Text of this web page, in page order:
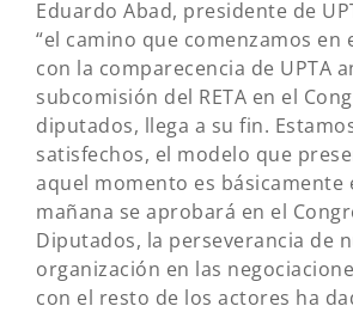
Eduardo Abad, presidente de
“el camino que comenzamos en
con la comparecencia de UPTA
subcomisión del RETA en el
diputados, llega a su fin.
satisfechos, el modelo que
aquel momento es básicamente
mañana se aprobará en el
Diputados, la perseverancia de
organización en las
con el resto de los actores ha